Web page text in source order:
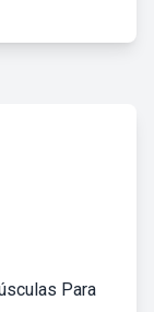
Para